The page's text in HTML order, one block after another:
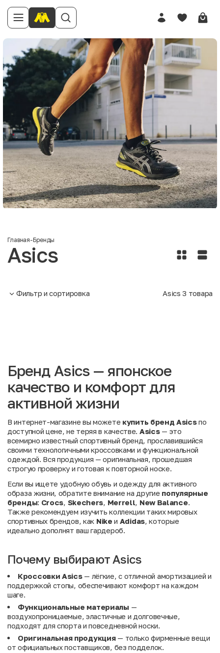
Главная-Бренды
Asics
Фильтр и сортировка Asics3 товара
Бренд Asics — японское
качество и комфорт для
активной жизни
В интернет-магазине вы можете купить бренд Asicsпо
доступной цене, не теряя в качестве. Asics— это
всемирно известный спортивный бренд, прославившийся
своими технологичными кроссовками и функциональной
одеждой. Вся продукция — оригинальная, прошедшая
строгую проверку и готовая к повторной носке.
Если вы ищете удобную обувь и одежду для активного
образа жизни, обратите внимание на другие популярные
бренды: Crocs, Skechers, Merrell, New Balance.
Также рекомендуем изучить коллекции таких мировых
спортивных брендов, как Nike и Adidas, которые
идеально дополнят ваш гардероб.
Почему выбирают Asics
Кроссовки Asics— лёгкие, с отличной амортизацией и
поддержкой стопы, обеспечивают комфорт на каждом
шаге.
Функциональные материалы —
воздухопроницаемые, эластичные и долговечные,
подходят для спорта и повседневной носки.
Оригинальная продукция— только фирменные вещи
от официальных поставщиков, без подделок.